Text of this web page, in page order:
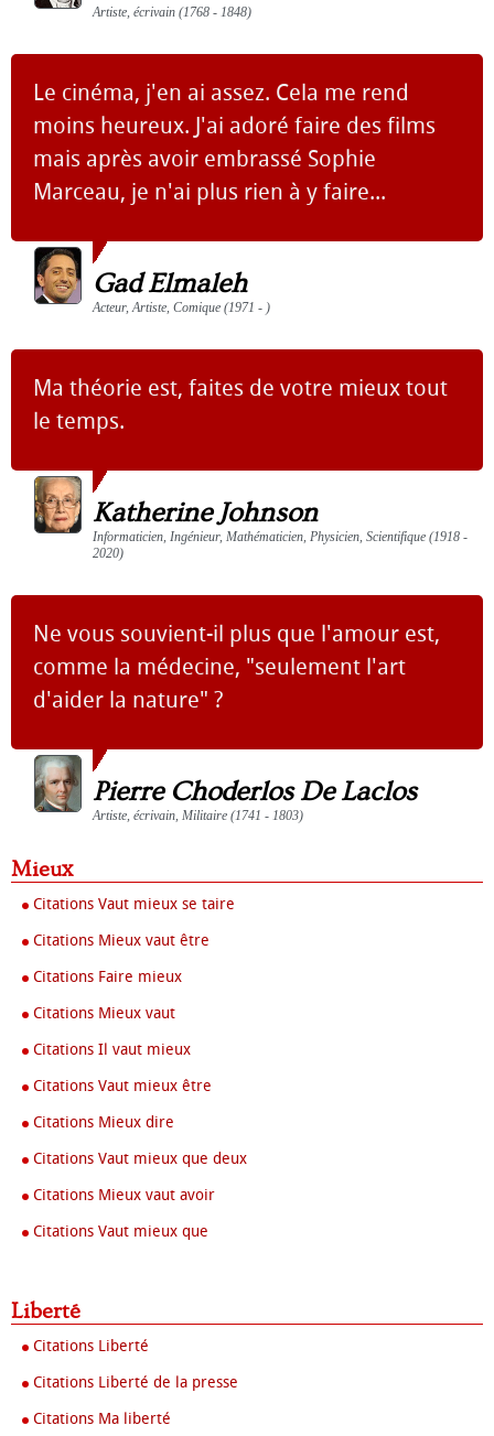
Artiste, écrivain (1768 - 1848)
Le cinéma, j'en ai assez. Cela me rend
moins heureux. J'ai adoré faire des films
mais après avoir embrassé Sophie
Marceau, je n'ai plus rien à y faire...
Gad Elmaleh
Acteur, Artiste, Comique (1971 - )
Ma théorie est, faites de votre mieux tout
le temps.
Katherine Johnson
Informaticien, Ingénieur, Mathématicien, Physicien, Scientifique (1918 -
2020)
Ne vous souvient-il plus que l'amour est,
comme la médecine, "seulement l'art
d'aider la nature" ?
Pierre Choderlos De Laclos
Artiste, écrivain, Militaire (1741 - 1803)
Mieux
Citations Vaut mieux se taire
Citations Mieux vaut être
Citations Faire mieux
Citations Mieux vaut
Citations Il vaut mieux
Citations Vaut mieux être
Citations Mieux dire
Citations Vaut mieux que deux
Citations Mieux vaut avoir
Citations Vaut mieux que
Liberté
Citations Liberté
Citations Liberté de la presse
Citations Ma liberté